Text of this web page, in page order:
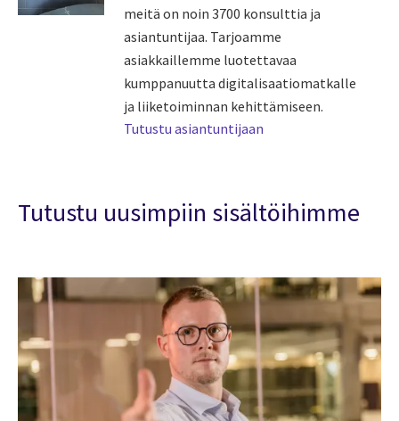
meitä on noin 3700 konsulttia ja
asiantuntijaa. Tarjoamme
asiakkaillemme luotettavaa
kumppanuutta digitalisaatiomatkalle
ja liiketoiminnan kehittämiseen.
Tutustu asiantuntijaan
Tutustu uusimpiin sisältöihimme